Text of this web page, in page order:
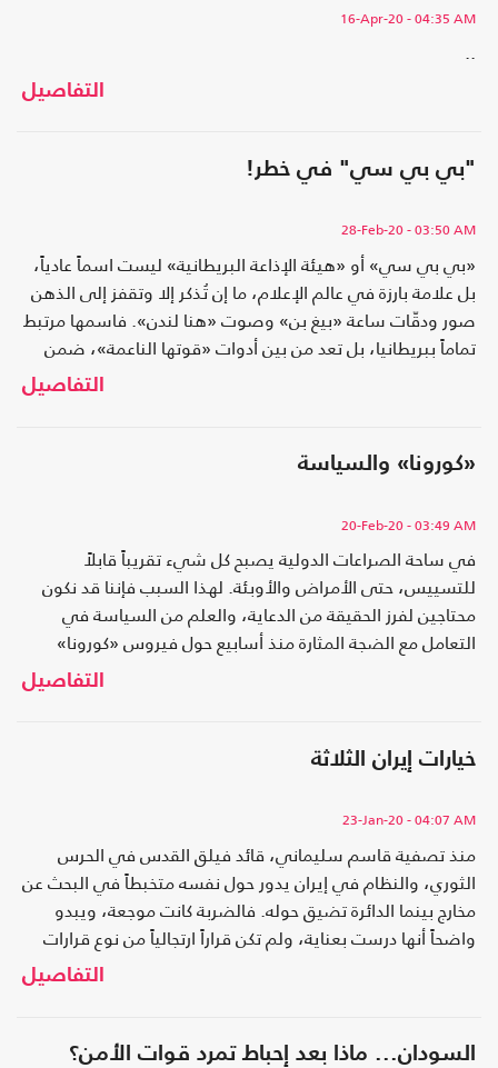
16-Apr-20- 04:35 AM
..
التفاصيل
"بي بي سي" في خطر!
28-Feb-20- 03:50 AM
«بي بي سي» أو «هيئة الإذاعة البريطانية» ليست اسماً عادياً،
بل علامة بارزة في عالم الإعلام، ما إن تُذكر إلا وتقفز إلى الذهن
صور ودقّات ساعة «بيغ بن» وصوت «هنا لندن». فاسمها مرتبط
تماماً ببريطانيا، بل تعد من بين أدوات «قوتها الناعمة»، ضمن
قائمة متنوعة فيها أسماء ومؤسسات وعلامات بارزة، من ويليام
التفاصيل
«كورونا» والسياسة
20-Feb-20- 03:49 AM
في ساحة الصراعات الدولية يصبح كل شيء تقريباً قابلاً
للتسييس، حتى الأمراض والأوبئة. لهذا السبب فإننا قد نكون
محتاجين لفرز الحقيقة من الدعاية، والعلم من السياسة في
التعامل مع الضجة المثارة منذ أسابيع حول فيروس «كورونا»
التي غذّتها أيضاً شائعات الإنترنت وكثير من القصص الخياليةالتفاصيل
خيارات إيران الثلاثة
23-Jan-20- 04:07 AM
منذ تصفية قاسم سليماني، قائد فيلق القدس في الحرس
الثوري، والنظام في إيران يدور حول نفسه متخبطاً في البحث عن
مخارج بينما الدائرة تضيق حوله. فالضربة كانت موجعة، ويبدو
واضحاً أنها درست بعناية، ولم تكن قراراً ارتجالياً من نوع قرارات
الرئيس الأميركي دونالد ترمب المزاجية التي توضع في لحظةالتفاصيل
السودان... ماذا بعد إحباط تمرد قوات الأمن؟